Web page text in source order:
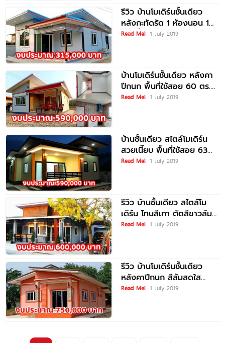
รีวิว บ้านโมเดิร์นชั้นเดียว
หลังกะทัดรัด 1 ห้องนอน 1
ห้องน้ำ ในงบ 3.15 แสนจบ
Read Me! 1 July 2019
บ้านโมเดิร์นชั้นเดียว หลังคา
ปีกนก พื้นที่ใช้สอย 60 ตร.ม.
งบประมาณ 5.9 แสนบาท
Read Me! 1 July 2019
บ้านชั้นเดียว สไตล์โมเดิร์น
สวยเนี๊ยบ พื้นที่ใช้สอย 63
ตร.ม. งบประมาณ 5.9 แสน
Read Me! 1 July 2019
รีวิว บ้านชั้นเดียว สไตล์โม
เดิร์น โทนสีเทา ตัดสีขาวส้ม
มาพร้อมระเบียงหน้าบ้านและที่
Read Me! 1 July 2019
รีวิว บ้านโมเดิร์นชั้นเดียว
หลังคาปีกนก สีส้มสดใส
พื้นที่ใช้สอย 113 ตร.ม. งบ
Read Me! 1 July 2019